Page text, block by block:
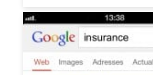
depuis tous leurs
nouveau Adwords
campagnes Desktop,
Mobile en une seule